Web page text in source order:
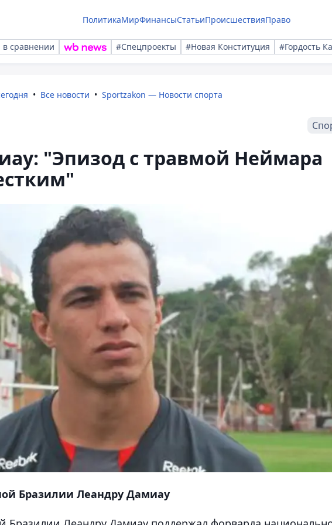
ПолитикаМирФинансыСтатьиПроисшествияПраво
в сравнении #Спецпроекты #Новая Конституция #Гордость
Все новости Sportzakon — Новости спорта
"Эпизод с травмой Неймара
Бразилии Леандру Дамиау